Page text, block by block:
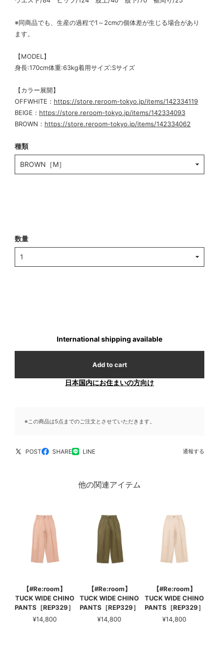
※同商品でも、生産の過程で1～2cmの個体差が生じる場合があり
ます。
【MODEL】
身長:170cm体重:63kg着用サイズ:Sサイズ
【カラー展開】
OFFWHITE： https://store.reroom-tokyo.jp/items/142334119
BEIGE： https://store.reroom-tokyo.jp/items/142334093
BROWN： https://store.reroom-tokyo.jp/items/142334062
種類
数量
International shipping available
Add to cart
日本国内にお住まいの方向け
※この商品は5点までのご注文とさせていただきます。
POST SHARE LINE 通報する
他の関連アイテム
【#Re:room】
TUCK WIDE CHINO
PANTS［REP329］
¥14,800
【#Re:room】
TUCK WIDE CHINO
PANTS［REP329］
¥14,800
【#Re:room】
TUCK WIDE CHINO
PANTS［REP329］
¥14,800